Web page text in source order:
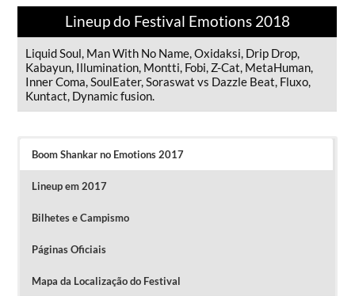
Lineup do Festival Emotions 2018
Liquid Soul, Man With No Name, Oxidaksi, Drip Drop,
Kabayun, Illumination, Montti, Fobi, Z-Cat, MetaHuman,
Inner Coma, SoulEater, Soraswat vs Dazzle Beat, Fluxo,
Kuntact, Dynamic fusion.
Boom Shankar no Emotions 2017
Lineup em 2017
Bilhetes e Campismo
Páginas Oficiais
Mapa da Localização do Festival